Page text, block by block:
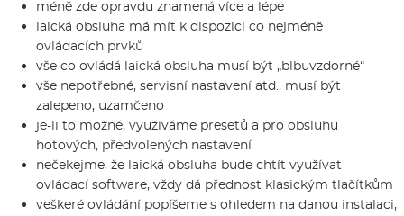
méně zde opravdu znamená více a lépe
laická obsluha má mít k dispozici co nejméně
ovládacích prvků
vše co ovládá laická obsluha musí být „blbuvzdorné“
vše nepotřebné, servisní nastavení atd., musí být
zalepeno, uzamčeno
je-li to možné, využíváme presetů a pro obsluhu
hotových, předvolených nastavení
nečekejme, že laická obsluha bude chtít využívat
ovládací software, vždy dá přednost klasickým tlačítkům
veškeré ovládání popíšeme s ohledem na danou instalaci,